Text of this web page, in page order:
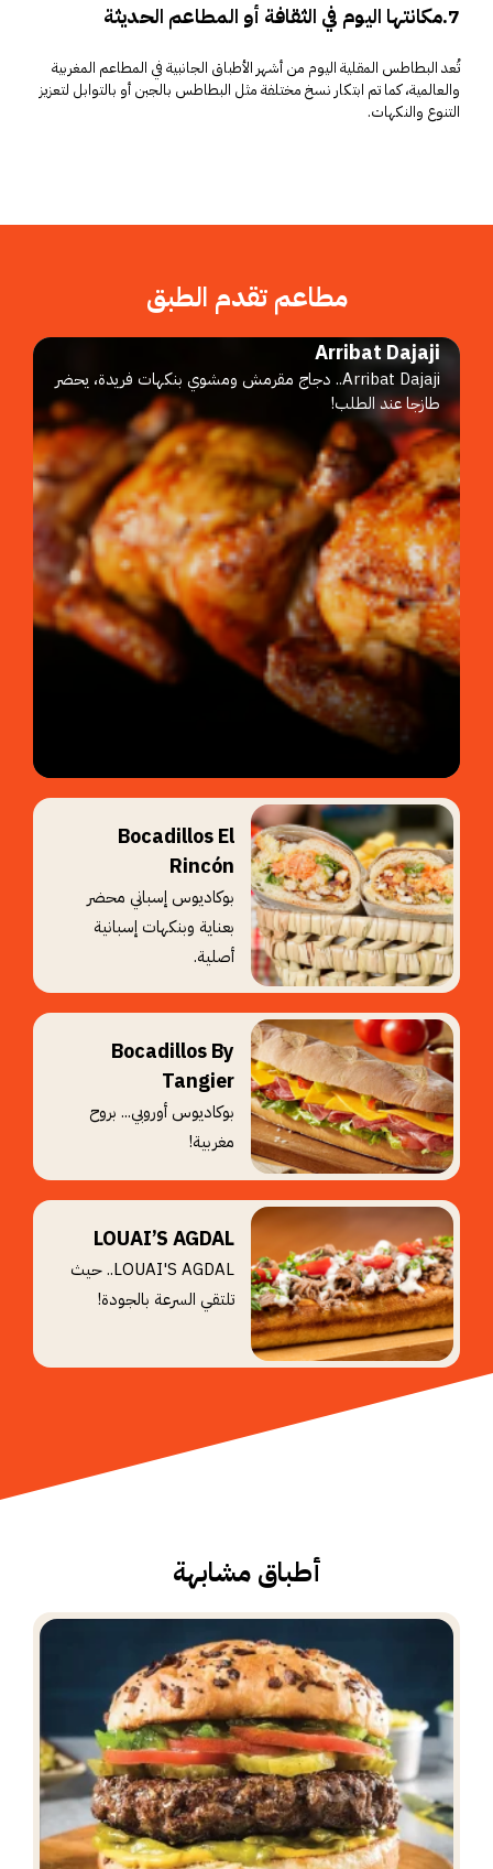
7.مكانتها اليوم في الثقافة أو المطاعم الحديثة
تُعد البطاطس المقلية اليوم من أشهر الأطباق الجانبية في المطاعم المغربية
والعالمية، كما تم ابتكار نسخ مختلفة مثل البطاطس بالجبن أو بالتوابل لتعزيز
التنوع والنكهات.
مطاعم تقدم الطبق
Arribat Dajaji
Arribat Dajaji.. دجاج مقرمش ومشوي بنكهات فريدة، يحضر
طازجا عند الطلب!
Bocadillos El
Rincón
بوكاديوس إسباني محضر
بعناية وبنكهات إسبانية
أصلية.
Bocadillos By
Tangier
بوكاديوس أوروبي... بروح
مغربية!
LOUAI’S AGDAL
LOUAI'S AGDAL.. حيث
تلتقي السرعة بالجودة!
أطباق مشابهة